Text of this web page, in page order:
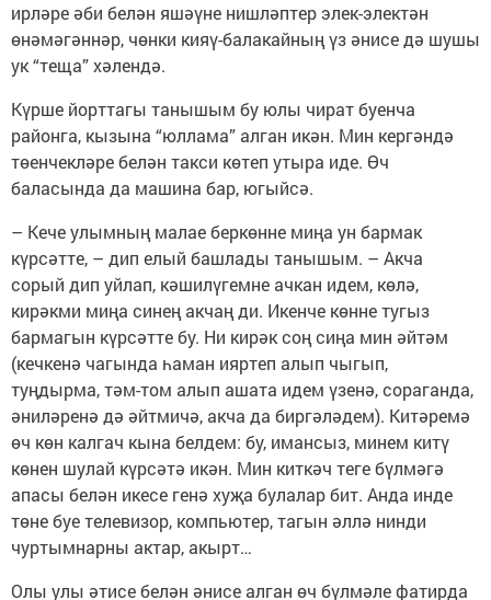
ирләре әби белән яшәүне нишләптер элек-электән
өнәмәгәннәр, чөнки кияү-балакайның үз әнисе дә шушы
ук “теща” хәлендә.
Күрше йорттагы танышым бу юлы чират буенча
районга, кызына “юллама” алган икән. Мин кергәндә
төенчекләре белән такси көтеп утыра иде. Өч
баласында да машина бар, югыйсә.
– Кече улымның малае беркөнне миңа ун бармак
күрсәтте, – дип елый башлады танышым. – Акча
сорый дип уйлап, кәшилүгемне ачкан идем, көлә,
кирәкми миңа синең акчаң ди. Икенче көнне тугыз
бармагын күрсәтте бу. Ни кирәк соң сиңа мин әйтәм
(кечкенә чагында һаман ияртеп алып чыгып,
туңдырма, тәм-том алып ашата идем үзенә, сораганда,
әниләренә дә әйтмичә, акча да биргәләдем). Китәремә
өч көн калгач кына белдем: бу, имансыз, минем китү
көнен шулай күрсәтә икән. Мин киткәч теге бүлмәгә
апасы белән икесе генә хуҗа булалар бит. Анда инде
төне буе телевизор, компьютер, тагын әллә нинди
чуртымнарны актар, акырт…
Олы улы әтисе белән әнисе алган өч бүлмәле фатирда